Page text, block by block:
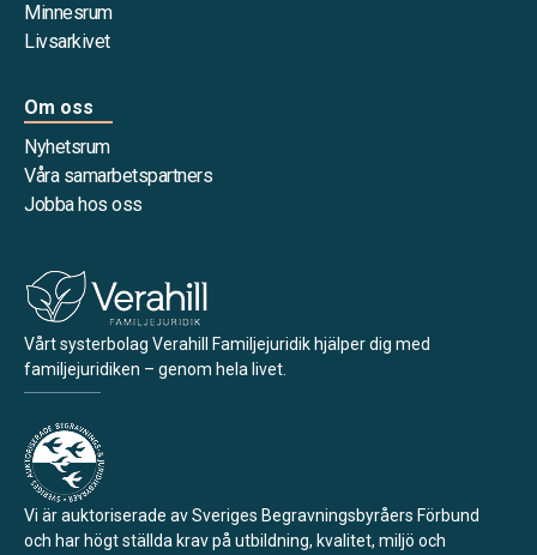
Minnesrum
Livsarkivet
Om oss
Nyhetsrum
Våra samarbetspartners
Jobba hos oss
Vårt systerbolag Verahill Familjejuridik hjälper dig med
familjejuridiken – genom hela livet.
Vi är auktoriserade av Sveriges Begravningsbyråers Förbund
och har högt ställda krav på utbildning, kvalitet, miljö och